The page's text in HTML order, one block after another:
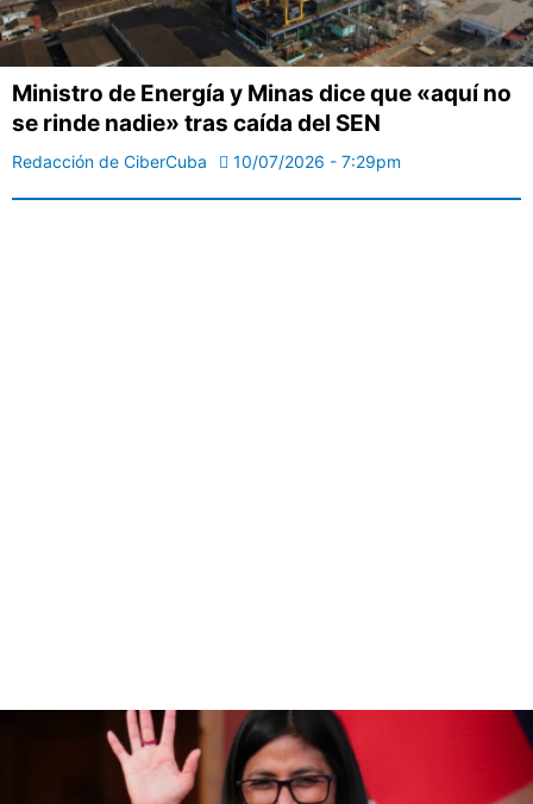
Ministro de Energía y Minas dice que «aquí no
se rinde nadie» tras caída del SEN
Redacción de CiberCuba 10/07/2026 - 7:29pm